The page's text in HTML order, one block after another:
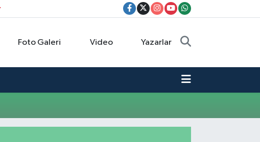
Foto Galeri Video Yazarlar